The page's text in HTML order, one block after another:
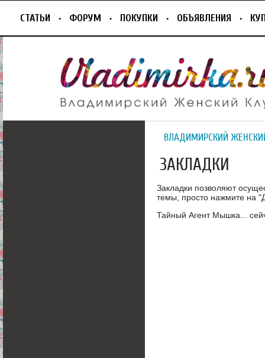
СТАТЬИ ФОРУМ ПОКУПКИ ОБЪЯВЛЕНИЯ
ВЛАДИМИРСКИЙ
ЗАКЛАДКИ
Закладки позволяют
темы, просто нажмите на
Тайный Агент Мышка...